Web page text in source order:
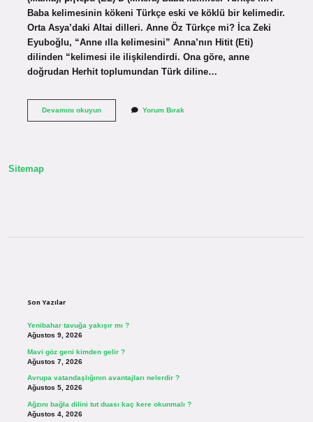
Baba kelimesinin kökeni Türkçe eski ve köklü bir kelimedir.
Orta Asya’daki Altai dilleri. Anne Öz Türkçe mi? İca Zeki
Eyuboğlu, “Anne ılla kelimesini” Anna’nın Hitit (Eti)
dilinden “kelimesi ile ilişkilendirdi. Ona göre, anne
doğrudan Herhit toplumundan Türk diline…
Devamını okuyunAnne
Yorum Bırak
Sitemap
Son Yazılar
Yenibahar tavuğa yakışır mı ?
Ağustos 9, 2026
Mavi göz geni kimden gelir ?
Ağustos 7, 2026
Avrupa vatandaşlığının avantajları nelerdir ?
Ağustos 5, 2026
Ağzını bağla dilini tut duası kaç kere okunmalı ?
Ağustos 4, 2026